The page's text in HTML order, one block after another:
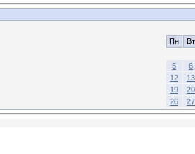
Пн Вт
5
6
12
13
19
20
26
27